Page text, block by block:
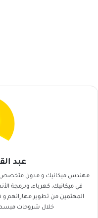
عبد
مهندس ميكانيك و مدون متخصص في
في ميكانيك، كهرباء، وبرمجة
المهتمين من تطوير مهاراتهم و
خلال شروحات